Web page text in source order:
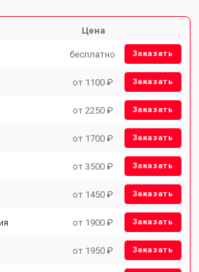
Цена
бесплатно Заказать
от 1100 ₽ Заказать
от 2250 ₽ Заказать
от 1700 ₽ Заказать
от 3500 ₽ Заказать
от 1450 ₽ Заказать
от 1900 ₽ Заказать
от 1950 ₽ Заказать